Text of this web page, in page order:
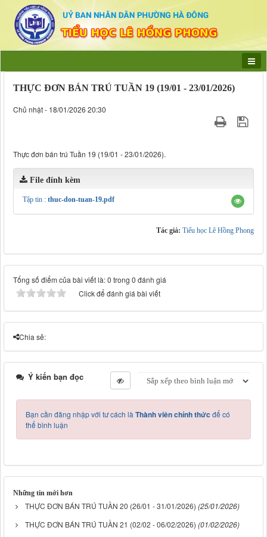
THỰC ĐƠN BÁN TRÚ TUẦN 19 (19/01 - 23/01/2026)
Chủ nhật - 18/01/2026 20:30
Thực đơn bán trú Tuần 19 (19/01 - 23/01/2026).
File đính kèm
Tập tin : thuc-don-tuan-19.pdf
Tác giả: Tiểu học Lê Hồng Phong
Tổng số điểm của bài viết là: 0 trong 0 đánh giá
Click để đánh giá bài viết
Chia sẻ:
Ý kiến bạn đọc
Bạn cần đăng nhập với tư cách là Thành viên chính thứcđể có
thể bình luận
Những tin mới hơn
THỰC ĐƠN BÁN TRÚ TUẦN 20 (26/01 - 31/01/2026) (25/01/2026)
THỰC ĐƠN BÁN TRÚ TUẦN 21 (02/02 - 06/02/2026) (01/02/2026)